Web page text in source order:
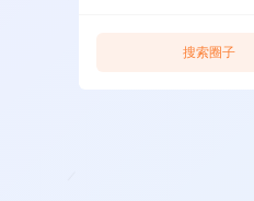
搜索圈子